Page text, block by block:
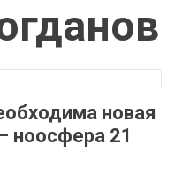
новая
ноосфера 21